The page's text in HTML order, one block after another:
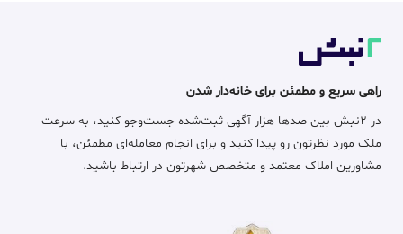
راهی سریع و مطمئن برای خانه‌دار شدن
در ۲نبش بین صدها هزار آگهی ثبت‌شده جست‌وجو کنید، به سرعت
ملک مورد نظرتون رو پیدا کنید و برای انجام معامله‌ای مطمئن، با
مشاورین املاک معتمد و متخصص شهرتون در ارتباط باشید.